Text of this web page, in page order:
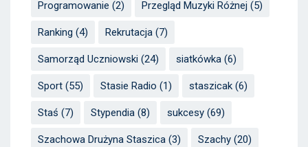
Programowanie (2) Przegląd Muzyki Różnej (5)
Ranking (4) Rekrutacja (7)
Samorząd Uczniowski (24) siatkówka (6)
Sport (55) Stasie Radio (1) staszicak (6)
Staś (7) Stypendia (8) sukcesy (69)
Szachowa Drużyna Staszica (3) Szachy (20)